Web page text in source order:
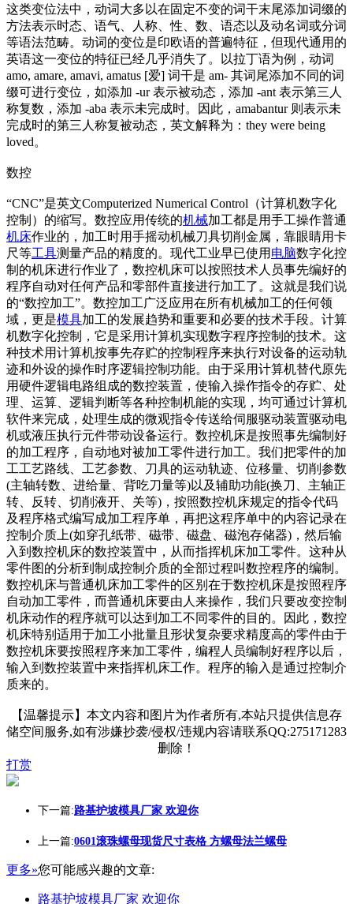
这类变位法中，动词大多以在固定不变的词干末尾添加词缀的
方法表示时态、语气、人称、性、数、语态以及动名词或分词
等语法范畴。动词的变位是印欧语的普遍特征，但现代通用的
英语这一变位的特征已经几乎消失了。以拉丁语为例，动词
amo, amare, amavi, amatus [爱] 词干是 am- 其词尾添加不同的词
缀可进行变位，如添加 -ur 表示被动态，添加 -ant 表示第三人
称复数，添加 -aba 表示未完成时。因此，amabantur 则表示未
完成时的第三人称复被动态，英文解释为：they were being
loved。
数控
“CNC”是英文Computerized Numerical Control（计算机数字化
控制）的缩写。数控应用传统的机械加工都是用手工操作普通
机床作业的，加工时用手摇动机械刀具切削金属，靠眼睛用卡
尺等工具测量产品的精度的。现代工业早已使用 电脑数字化控
制的机床进行作业了，数控机床可以按照技术人员事先编好的
程序自动对任何产品和零部件直接进行加工了。这就是我们说
的“数控加工”。数控加工广泛应用在所有机械加工的任何领
域，更是模具加工的发展趋势和重要和必要的技术手段。计算
机数字化控制，它是采用计算机实现数字程序控制的技术。这
种技术用计算机按事先存贮的控制程序来执行对设备的运动轨
迹和外设的操作时序逻辑控制功能。由于采用计算机替代原先
用硬件逻辑电路组成的数控装置，使输入操作指令的存贮、处
理、运算、逻辑判断等各种控制机能的实现，均可通过计算机
软件来完成，处理生成的微观指令传送给伺服驱动装置驱动电
机或液压执行元件带动设备运行。数控机床是按照事先编制好
的加工程序，自动地对被加工零件进行加工。我们把零件的加
工工艺路线、工艺参数、刀具的运动轨迹、位移量、切削参数
(主轴转数、进给量、背吃刀量等)以及辅助功能(换刀、主轴正
转、反转、切削液开、关等)，按照数控机床规定的指令代码
及程序格式编写成加工程序单，再把这程序单中的内容记录在
控制介质上(如穿孔纸带、磁带、磁盘、磁泡存储器)，然后输
入到数控机床的数控装置中，从而指挥机床加工零件。这种从
零件图的分析到制成控制介质的全部过程叫数控程序的编制。
数控机床与普通机床加工零件的区别在于数控机床是按照程序
自动加工零件，而普通机床要由人来操作，我们只要改变控制
机床动作的程序就可以达到加工不同零件的目的。因此，数控
机床特别适用于加工小批量且形状复杂要求精度高的零件由于
数控机床要按照程序来加工零件，编程人员编制好程序以后，
输入到数控装置中来指挥机床工作。程序的输入是通过控制介
质来的。
【温馨提示】本文内容和图片为作者所有,本站只提供信息存
储空间服务,如有涉嫌抄袭/侵权/违规内容请联系QQ:275171283
删除！
打赏
下一篇:路基护坡模具厂家 欢迎你
上一篇:0601滚珠螺母现货尺寸表格 方螺母法兰螺母
更多»您可能感兴趣的文章:
路基护坡模具厂家 欢迎你